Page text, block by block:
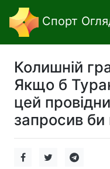
Спорт
Колишній
Якщо б
цей
запросив би